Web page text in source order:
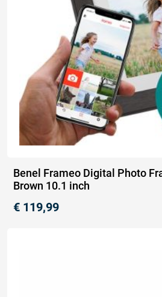
Benel Frameo Digital Photo
Brown 10.1 inch
€ 119,99